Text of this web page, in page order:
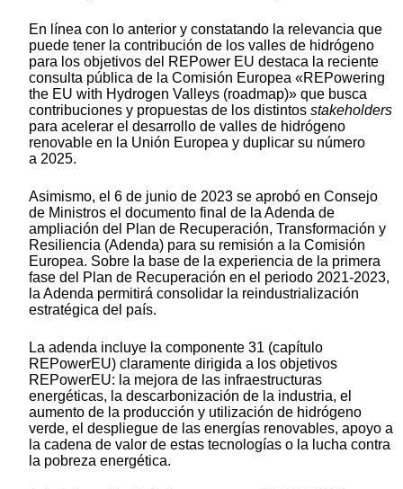
En línea con lo anterior y constatando la relevancia que
puede tener la contribución de los valles de hidrógeno
para los objetivos del REPower EU destaca la reciente
consulta pública de la Comisión Europea «REPowering
the EU with Hydrogen Valleys (roadmap)» que busca
contribuciones y propuestas de los distintos stakeholders
para acelerar el desarrollo de valles de hidrógeno
renovable en la Unión Europea y duplicar su número
a 2025.
Asimismo, el 6 de junio de 2023 se aprobó en Consejo
de Ministros el documento final de la Adenda de
ampliación del Plan de Recuperación, Transformación y
Resiliencia (Adenda) para su remisión a la Comisión
Europea. Sobre la base de la experiencia de la primera
fase del Plan de Recuperación en el periodo 2021-2023,
la Adenda permitirá consolidar la reindustrialización
estratégica del país.
La adenda incluye la componente 31 (capítulo
REPowerEU) claramente dirigida a los objetivos
REPowerEU: la mejora de las infraestructuras
energéticas, la descarbonización de la industria, el
aumento de la producción y utilización de hidrógeno
verde, el despliegue de las energías renovables, apoyo a
la cadena de valor de estas tecnologías o la lucha contra
la pobreza energética.